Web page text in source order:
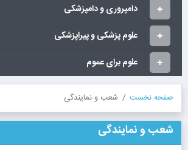
دامپروری و دامپزشکی
علوم پزشکی و پیراپزشکی
علوم برای عموم
صفحه نخست شعب و نمایندگی
شعب و نمایندگی